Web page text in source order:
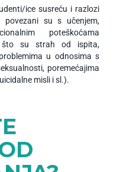
ice susreću i razlozi
su s učenjem,
poteškoćama
što su strah od ispita,
u odnosima s
poremećajima
misli i sl.).